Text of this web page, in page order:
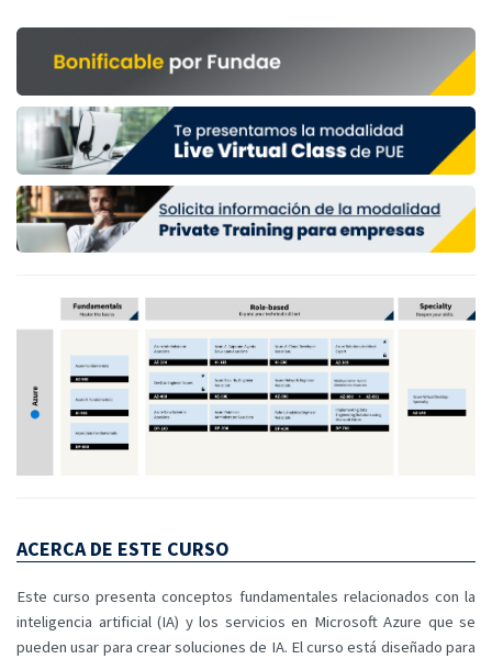
ACERCA DE ESTE CURSO
Este curso presenta conceptos fundamentales relacionados con la
inteligencia artificial (IA) y los servicios en Microsoft Azure que se
pueden usar para crear soluciones de IA. El curso está diseñado para